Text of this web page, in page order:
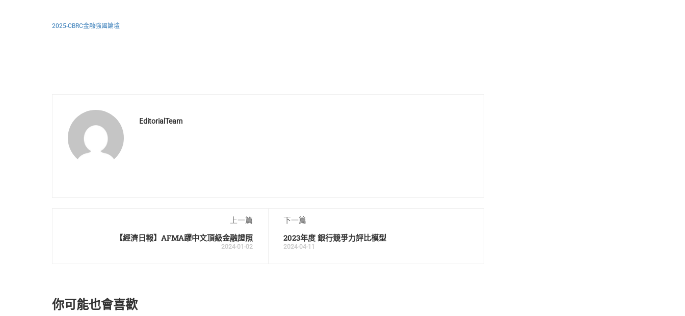
2025-CBRC金融強國論壇
EditorialTeam
上一篇
【經濟日報】AFMA躍中文頂級金融證照
2024-01-02
下一篇
2023年度 銀行競爭力評比模型
2024-04-11
你可能也會喜歡